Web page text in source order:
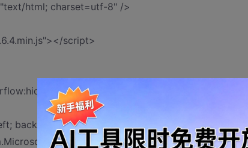
html; charset=utf-8" />
script>
background-image:url(img3-5_1.png);_background-
5_1.png",